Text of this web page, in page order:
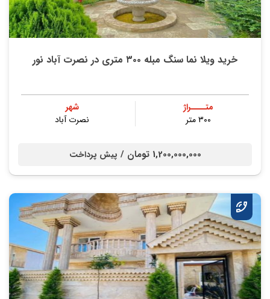
خرید ویلا نما سنگ مبله ۳۰۰ متری در نصرت آباد نور
متــــراژ
۳۰۰ متر
شهر
نصرت آباد
1,200,000,000 تومان / پیش پرداخت